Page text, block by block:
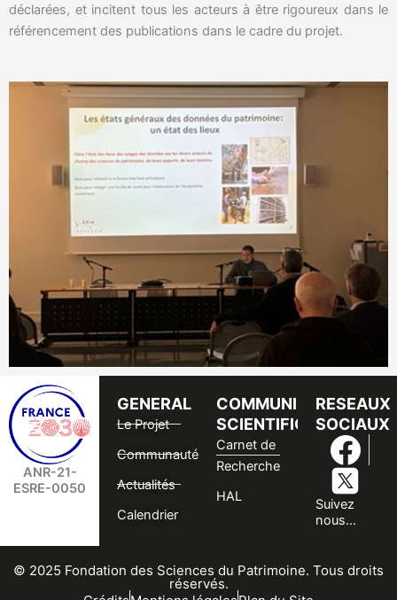
déclarées, et incitent tous les acteurs à être rigoureux dans le
référencement des publications dans le cadre du projet.
ANR-21-
ESRE-0050
GENERAL
Le Projet
Communauté
Actualités
Calendrier
COMMUNICATION
SCIENTIFIQUES
Carnet de
Recherche
HAL
RESEAUX
SOCIAUX
Suivez
nous...
© 2025 Fondation des Sciences du Patrimoine. Tous droits
réservés.